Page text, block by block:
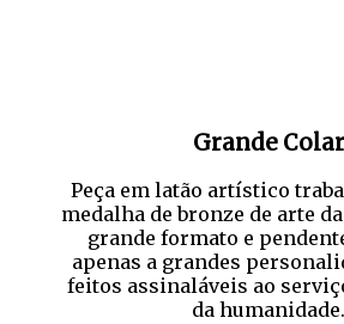
Grande Colar
Peça em latão artístico
medalha de bronze de arte
grande formato e
apenas a grandes
feitos assinaláveis ao
da humanidade.